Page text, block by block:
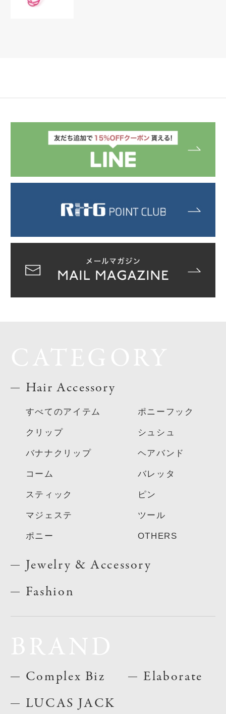
Hair Accessory
すべてのアイテム
クリップ
バナナクリップ
コーム
スティック
マジェステ
ポニー
ポニーフック
シュシュ
ヘアバンド
バレッタ
ピン
ツール
OTHERS
Jewelry & Accessory
Fashion
Complex Biz
LUCAS JACK
Elaborate